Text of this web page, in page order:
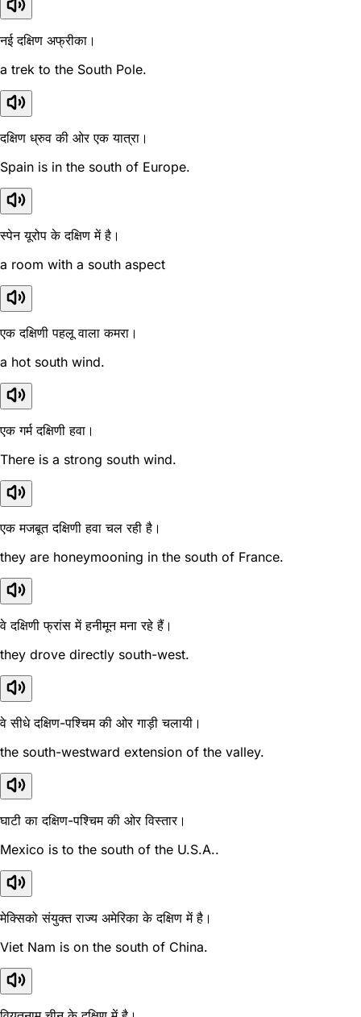
नई दक्षिण अफ्रीका।
a trek to the South Pole.
दक्षिण ध्रुव की ओर एक यात्रा।
Spain is in the south of Europe.
स्पेन यूरोप के दक्षिण में है।
a room with a south aspect
एक दक्षिणी पहलू वाला कमरा।
a hot south wind.
एक गर्म दक्षिणी हवा।
There is a strong south wind.
एक मजबूत दक्षिणी हवा चल रही है।
they are honeymooning in the south of France.
वे दक्षिणी फ्रांस में हनीमून मना रहे हैं।
they drove directly south-west.
वे सीधे दक्षिण-पश्चिम की ओर गाड़ी चलायी।
the south-westward extension of the valley.
घाटी का दक्षिण-पश्चिम की ओर विस्तार।
Mexico is to the south of the U.S.A..
मेक्सिको संयुक्त राज्य अमेरिका के दक्षिण में है।
Viet Nam is on the south of China.